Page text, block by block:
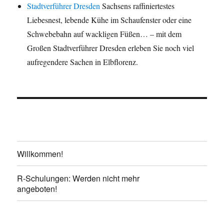
Stadtverführer DresdenSachsens raffiniertestes
Liebesnest, lebende Kühe im Schaufenster oder eine
Schwebebahn auf wackligen Füßen… – mit dem
Großen Stadtverführer Dresden erleben Sie noch viel
aufregendere Sachen in Elbflorenz.
Willkommen!
R-Schulungen: Werden nicht mehr
angeboten!